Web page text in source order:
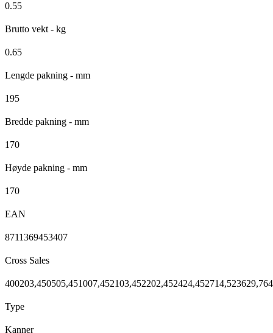
0.55
Brutto vekt - kg
0.65
Lengde pakning - mm
195
Bredde pakning - mm
170
Høyde pakning - mm
170
EAN
8711369453407
Cross Sales
Type
Kanner